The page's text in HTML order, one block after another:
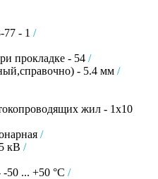
- 1 /
прокладке - 54 /
- 5.4 мм /
жил - 1х10
/
кВ /
50 ... +50 °C /